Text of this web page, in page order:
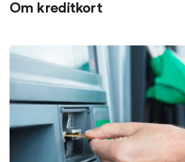
Om kreditkort